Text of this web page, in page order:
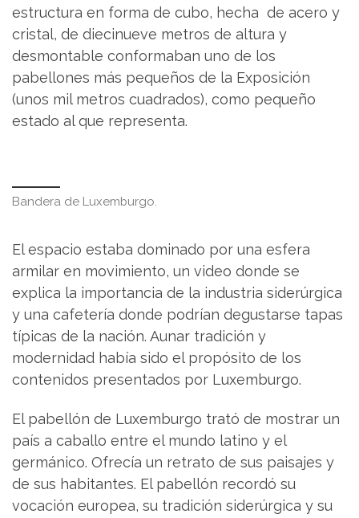
estructura en forma de cubo, hecha de acero y
cristal, de diecinueve metros de altura y
desmontable conformaban uno de los
pabellones más pequeños de la Exposición
(unos mil metros cuadrados), como pequeño
estado al que representa.
Bandera de Luxemburgo.
El espacio estaba dominado por una esfera
armilar en movimiento, un video donde se
explica la importancia de la industria siderúrgica
y una cafetería donde podrían degustarse tapas
típicas de la nación. Aunar tradición y
modernidad había sido el propósito de los
contenidos presentados por Luxemburgo.
El pabellón de Luxemburgo trató de mostrar un
país a caballo entre el mundo latino y el
germánico. Ofrecía un retrato de sus paisajes y
de sus habitantes. El pabellón recordó su
vocación europea, su tradición siderúrgica y su